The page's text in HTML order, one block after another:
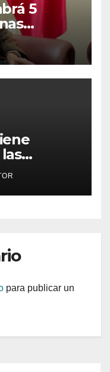
5
Judith
del
en
le
ha
para publicar un